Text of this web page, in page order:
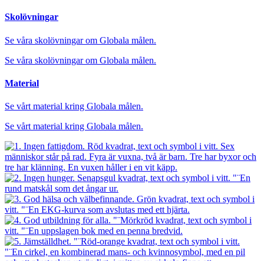
Skolövningar
Se våra skolövningar om Globala målen.
Se våra skolövningar om Globala målen.
Material
Se vårt material kring Globala målen.
Se vårt material kring Globala målen.